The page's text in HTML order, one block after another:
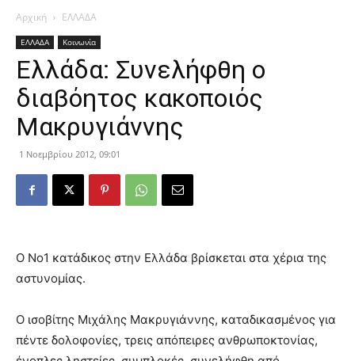
Αρχική ΕΛΛΑΔΑ
ΕΛΛΑΔΑ Κοινωνία
Ελλάδα: Συνελήφθη ο
διαβόητος κακοποιός
Μακρυγιάννης
1 Νοεμβρίου 2012, 09:01
Ο Νο1 κατάδικος στην Ελλάδα βρίσκεται στα χέρια της
αστυνομίας.
Ο ισοβίτης Μιχάλης Μακρυγιάννης, καταδικασμένος για
πέντε δολοφονίες, τρεις απόπειρες ανθρωποκτονίας,